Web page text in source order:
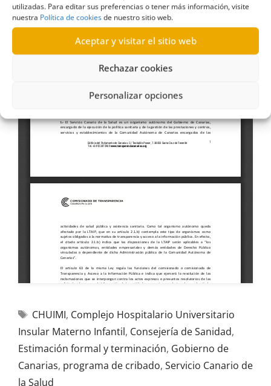
utilizadas. Para editar sus preferencias o tener más información, visite
nuestra Política de cookiesde nuestro sitio web.
Aceptar y visitar el sitio web
Rechazar cookies
Personalizar opciones
CHUIMI, Complejo Hospitalario Universitario
Insular Materno Infantil, Consejería de Sanidad,
Estimación formal y terminación, Gobierno de
Canarias, programa de cribado, Servicio Canario de
la Salud